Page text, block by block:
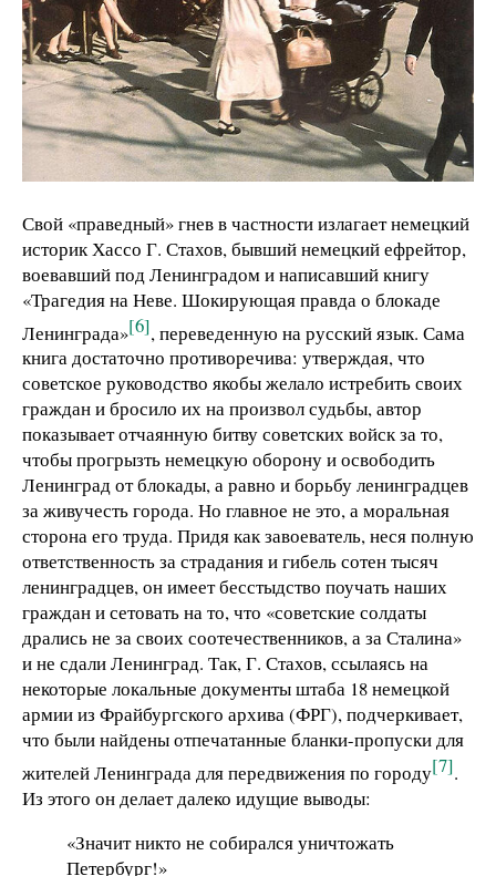
Свой «праведный» гнев в частности излагает немецкий
историк Хассо Г. Стахов, бывший немецкий ефрейтор,
воевавший под Ленинградом и написавший книгу
«Трагедия на Неве. Шокирующая правда о блокаде
Ленинграда»[6], переведенную на русский язык. Сама
книга достаточно противоречива: утверждая, что
советское руководство якобы желало истребить своих
граждан и бросило их на произвол судьбы, автор
показывает отчаянную битву советских войск за то,
чтобы прогрызть немецкую оборону и освободить
Ленинград от блокады, а равно и борьбу ленинградцев
за живучесть города. Но главное не это, а моральная
сторона его труда. Придя как завоеватель, неся полную
ответственность за страдания и гибель сотен тысяч
ленинградцев, он имеет бесстыдство поучать наших
граждан и сетовать на то, что «советские солдаты
дрались не за своих соотечественников, а за Сталина»
и не сдали Ленинград. Так, Г. Стахов, ссылаясь на
некоторые локальные документы штаба 18 немецкой
армии из Фрайбургского архива (ФРГ), подчеркивает,
что были найдены отпечатанные бланки-пропуски для
жителей Ленинграда для передвижения по городу[7].
Из этого он делает далеко идущие выводы:
«Значит никто не собирался уничтожать
Петербург!»